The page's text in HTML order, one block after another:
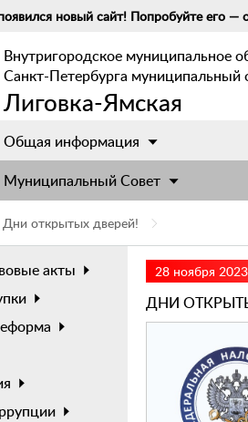
новый сайт! Попробуйте его —
Внутригородское муниципальное
Санкт-Петербурга муниципальный
Лиговка-Ямская
Общая информация
Муниципальный Cовет
Дни открытых дверей!
акты
28 ноября 2023
ДНИ